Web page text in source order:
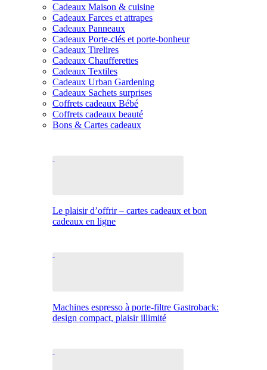
Cadeaux Maison & cuisine
Cadeaux Farces et attrapes
Cadeaux Panneaux
Cadeaux Porte-clés et porte-bonheur
Cadeaux Tirelires
Cadeaux Chaufferettes
Cadeaux Textiles
Cadeaux Urban Gardening
Cadeaux Sachets surprises
Coffrets cadeaux Bébé
Coffrets cadeaux beauté
Bons & Cartes cadeaux
Le plaisir d’offrir – cartes cadeaux et bon
cadeaux en ligne
Machines espresso à porte-filtre Gastroback:
design compact, plaisir illimité